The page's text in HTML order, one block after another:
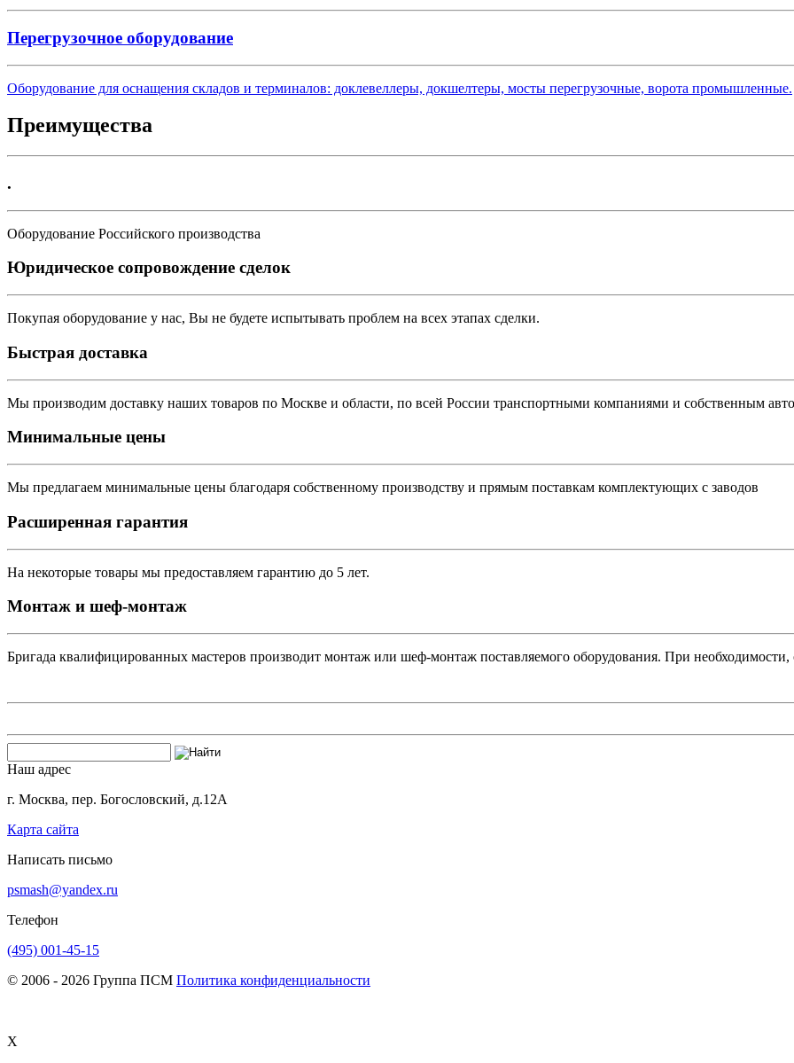
Перегрузочное оборудование
Оборудование для оснащения складов и терминалов: доклевеллеры, докшелтеры, мосты перегрузочные, ворота промышленные.
Преимущества
.
Оборудование Российского производства
Юридическое сопровождение сделок
Покупая оборудование у нас, Вы не будете испытывать проблем на всех этапах сделки.
Быстрая доставка
Мы производим доставку наших товаров по Москве и области, по всей России транспортными компаниями и собственным
Минимальные цены
Мы предлагаем минимальные цены благодаря собственному производству и прямым поставкам комплектующих с заводов
Расширенная гарантия
На некоторые товары мы предоставляем гарантию до 5 лет.
Монтаж и шеф-монтаж
Бригада квалифицированных мастеров производит монтаж или шеф-монтаж поставляемого оборудования. При необходимости,
Наш адрес
г. Москва, пер. Богословский, д.12А
Карта сайта
Написать письмо
psmash@yandex.ru
Телефон
(495) 001-45-15
© 2006 - 2026 Группа ПСМ Политика конфиденциальности
X